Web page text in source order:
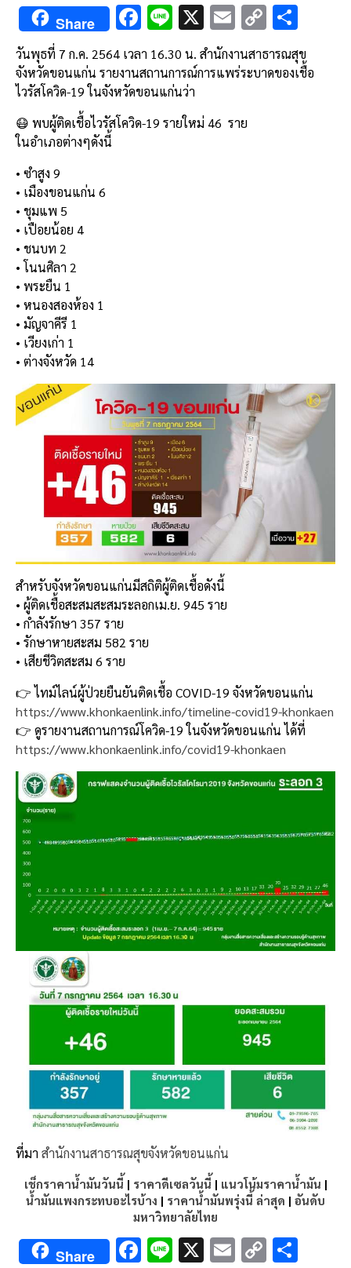
Share F
ac
e
b
o
Li
n
e
X E
m
ai
C
py
h
ar
วันพุธที่ 7 ก.ค. 2564 เวลา 16.30 น. สำนักงานสาธารณสุข
จังหวัดขอนแก่น รายงานสถานการณ์การแพร่ระบาดของเชื้อ
ไวรัสโควิด-19 ในจังหวัดขอนแก่นว่า
😷 พบผู้ติดเชื้อไวรัสโควิด-19 รายใหม่ 46 ราย
ในอำเภอต่างๆดังนี้
• ซำสูง 9
• เมืองขอนแก่น 6
• ชุมแพ 5
• เปือยน้อย 4
• ชนบท 2
• โนนศิลา 2
• พระยืน 1
• หนองสองห้อง 1
• มัญจาคีรี 1
• เวียงเก่า 1
• ต่างจังหวัด 14
สำหรับจังหวัดขอนแก่นมีสถิติผู้ติดเชื้อดังนี้
• ผู้ติดเชื้อสะสมสะสมระลอกเม.ย. 945 ราย
• กำลังรักษา 357 ราย
• รักษาหายสะสม 582 ราย
• เสียชีวิตสะสม 6 ราย
👉 ไทม์ไลน์ผู้ป่วยยืนยันติดเชื้อ COVID-19 จังหวัดขอนแก่น
https://www.khonkaenlink.info/timeline-covid19-khonkaen
👉 ดูรายงานสถานการณ์โควิด-19 ในจังหวัดขอนแก่น ได้ที่
https://www.khonkaenlink.info/covid19-khonkaen
ที่มา สำนักงานสาธารณสุขจังหวัดขอนแก่น
เช็กราคาน้ำมันวันนี้ | ราคาดีเซลวันนี้ | แนวโน้มราคาน้ำมัน |
น้ำมันแพงกระทบอะไรบ้าง | ราคาน้ำมันพรุ่งนี้ ล่าสุด | อันดับ
มหาวิทยาลัยไทย
Share F Li X E C